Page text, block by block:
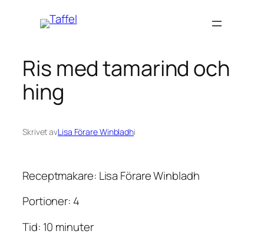
Ris med tamarind och
hing
Skrivet avLisa Förare Winbladhi
Receptmakare: Lisa Förare Winbladh
Portioner: 4
Tid: 10 minuter